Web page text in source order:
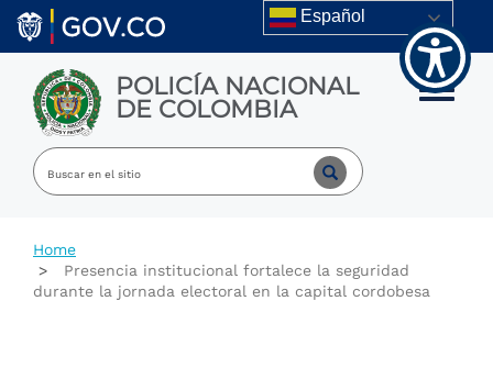
Welcome
All
Accessibility
screen
reader.
Accessibility
Skip to main content Español
POLICÍA NACIONAL
DE COLOMBIA Toggle
Home
Presencia institucional fortalece la seguridad
durante la jornada electoral en la capital cordobesa